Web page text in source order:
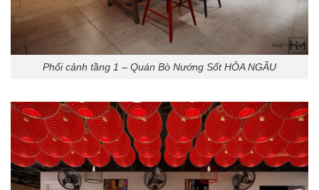
Phối cảnh tầng 1 – Quán Bò Nướng Sốt HỎA NGẦU